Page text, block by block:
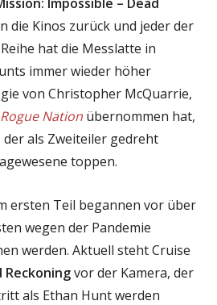
die Kinos zurück und jeder der
hat die Messlatte in
immer wieder höher
von Christopher McQuarrie,
Rogue Nation übernommen hat,
der als Zweiteiler gedreht
toppen.
ersten Teil begannen vor über
wegen der Pandemie
werden. Aktuell steht Cruise
Reckoningvor der Kamera, der
als Ethan Hunt werden